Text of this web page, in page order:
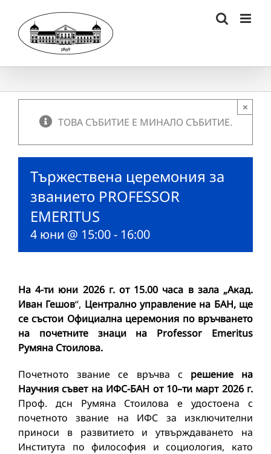
content
ТОВА СЪБИТИЕ Е МИНАЛО СЪБИТИЕ.
×
Тържествена церемония за
званието PROFESSOR
EMERITUS
4 юни @ 15:00- 16:00
На 4-ти юни 2026 г. от 15.00 часа в зала „Акад.
Иван Гешов“, Централно управление на БАН, ще
се състои Официална церемония по връчването
на почетните знаци на Professor Emeritus
Румяна Стоилова.
Почетното звание се връчва с решение на
Научния съвет на ИФС-БАН от 10–ти март 2026 г.
Проф. дсн Румяна Стоилова е удостоена с
почетното звание на ИФС за изключителни
приноси в развитието и утвърждаването на
Института по философия и социология, като